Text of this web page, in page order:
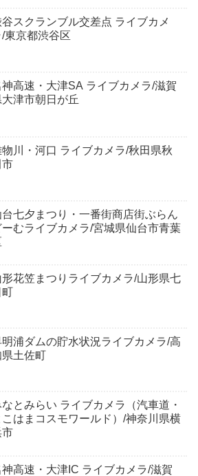
谷スクランブル交差点 ライブカメ
/東京都渋谷区
神高速・大津SA ライブカメラ/滋賀
大津市朝日が丘
物川・河口 ライブカメラ/秋田県秋
市
台七夕まつり・一番街商店街ぶらん
ーむライブカメラ/宮城県仙台市青葉
形花笠まつりライブカメラ/山形県七
町
明浦ダムの貯水状況ライブカメラ/高
県土佐町
なとみらい ライブカメラ（汽車道・
こはまコスモワールド）/神奈川県横
市
神高速・大津IC ライブカメラ/滋賀